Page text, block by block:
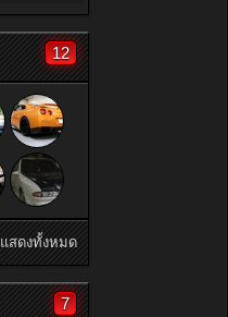
12
แสดงทั้งหมด
7